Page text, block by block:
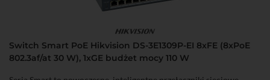
Switch Smart PoE Hikvision DS-3E1309P-EI 8xFE (8xPoE
802.3af/at 30 W), 1xGE budżet mocy 110 W